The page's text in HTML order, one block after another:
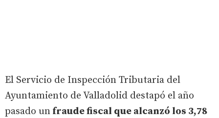
El Servicio de Inspección Tributaria del
Ayuntamiento de Valladolid destapó el año
pasado un fraude fiscal que alcanzó los 3,78